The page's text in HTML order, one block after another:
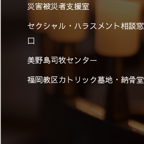
災害被災者支援室
セクシャル・ハラスメント相談窓
口
美野島司牧センター
福岡教区カトリック墓地・納骨堂